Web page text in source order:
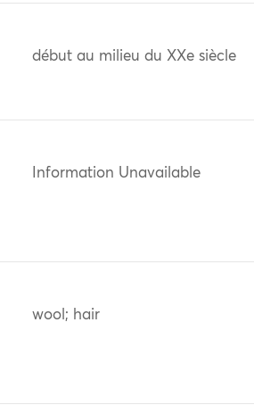
début au milieu du XXe siècle
Information Unavailable
wool; hair